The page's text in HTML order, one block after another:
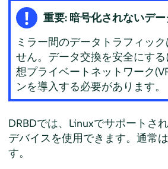
重要: 暗号化されないデー
ミラー間のデータトラフィッ
せん。データ交換を安全にす
想プライベートネットワーク
ンを導入する必要があります。
DRBDでは、Linuxでサポートさ
デバイスを使用できます。通常
す。